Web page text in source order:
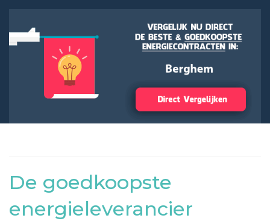
De goedkoopste
energieleverancier